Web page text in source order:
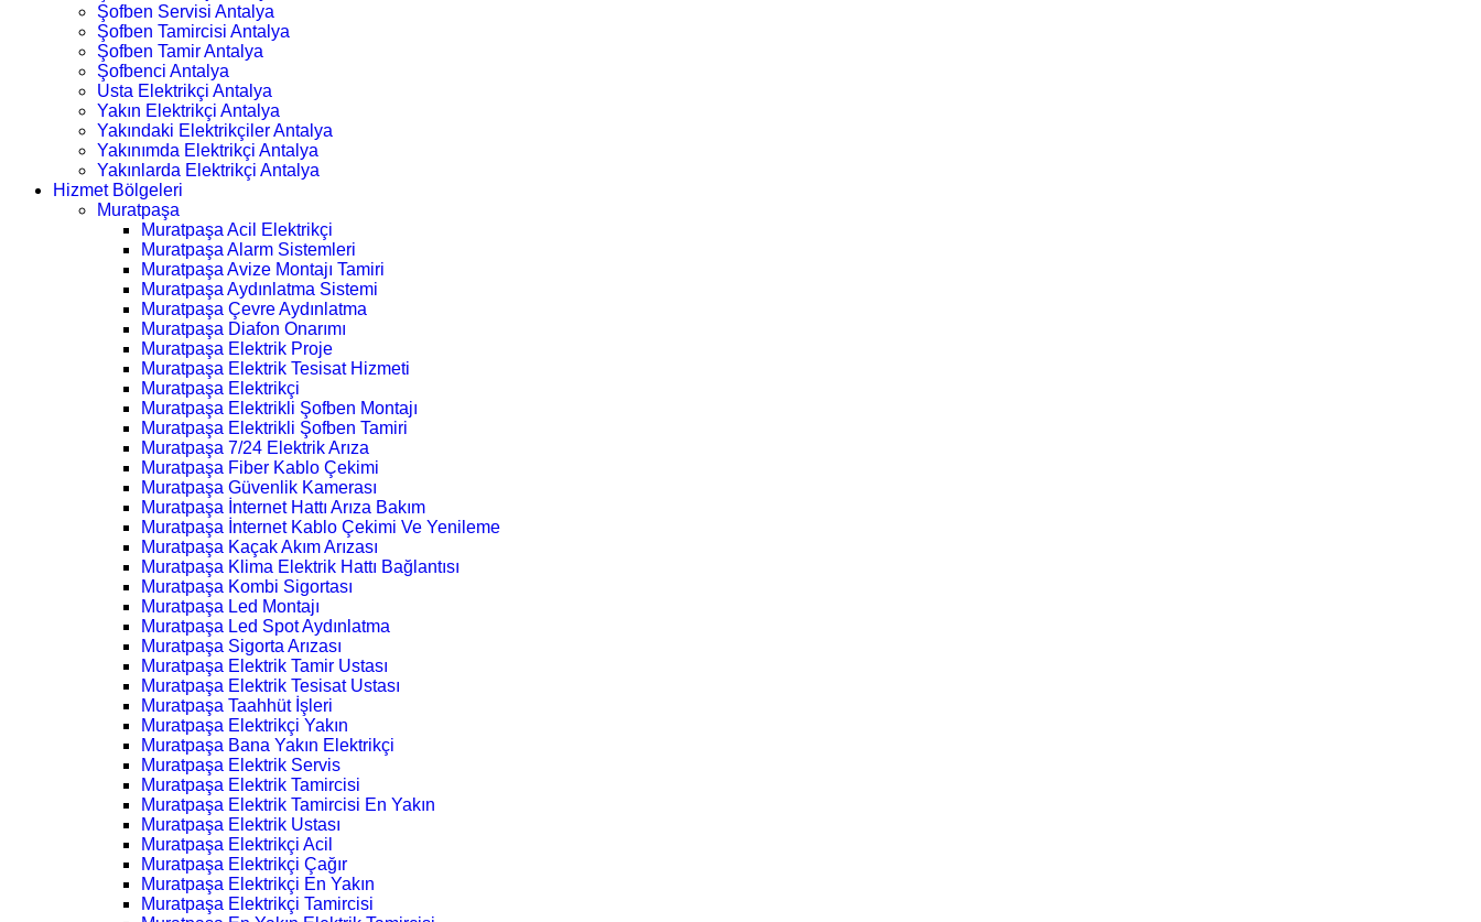
Şofben Servisi Antalya
Şofben Tamircisi Antalya
Şofben Tamir Antalya
Şofbenci Antalya
Usta Elektrikçi Antalya
Yakın Elektrikçi Antalya
Yakındaki Elektrikçiler Antalya
Yakınımda Elektrikçi Antalya
Yakınlarda Elektrikçi Antalya
Hizmet Bölgeleri
Muratpaşa
Muratpaşa Acil Elektrikçi
Muratpaşa Alarm Sistemleri
Muratpaşa Avize Montajı Tamiri
Muratpaşa Aydınlatma Sistemi
Muratpaşa Çevre Aydınlatma
Muratpaşa Diafon Onarımı
Muratpaşa Elektrik Proje
Muratpaşa Elektrik Tesisat Hizmeti
Muratpaşa Elektrikçi
Muratpaşa Elektrikli Şofben Montajı
Muratpaşa Elektrikli Şofben Tamiri
Muratpaşa 7/24 Elektrik Arıza
Muratpaşa Fiber Kablo Çekimi
Muratpaşa Güvenlik Kamerası
Muratpaşa İnternet Hattı Arıza Bakım
Muratpaşa İnternet Kablo Çekimi Ve Yenileme
Muratpaşa Kaçak Akım Arızası
Muratpaşa Klima Elektrik Hattı Bağlantısı
Muratpaşa Kombi Sigortası
Muratpaşa Led Montajı
Muratpaşa Led Spot Aydınlatma
Muratpaşa Sigorta Arızası
Muratpaşa Elektrik Tamir Ustası
Muratpaşa Elektrik Tesisat Ustası
Muratpaşa Taahhüt İşleri
Muratpaşa Elektrikçi Yakın
Muratpaşa Bana Yakın Elektrikçi
Muratpaşa Elektrik Servis
Muratpaşa Elektrik Tamircisi
Muratpaşa Elektrik Tamircisi En Yakın
Muratpaşa Elektrik Ustası
Muratpaşa Elektrikçi Acil
Muratpaşa Elektrikçi Çağır
Muratpaşa Elektrikçi En Yakın
Muratpaşa Elektrikçi Tamircisi